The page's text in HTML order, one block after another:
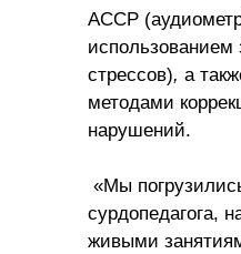
АССР
использованием
стрессов), а
методами
нарушений.
«Мы
сурдопедагога,
живыми